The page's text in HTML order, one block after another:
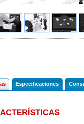
Especificaciones